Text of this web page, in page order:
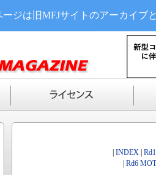
ージは旧MFJサイトのアーカイブ
INDEX
Rd6